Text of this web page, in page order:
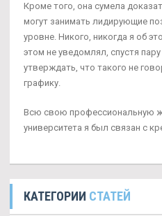
Кроме того, она сумела
могут занимать лидирующие
уровне. Никого, никогда я об
этом не уведомлял, спустя
утверждать, что такого не
графику.
Всю свою профессиональную
университета я был связан с
КАТЕГОРИИ СТАТЕЙ